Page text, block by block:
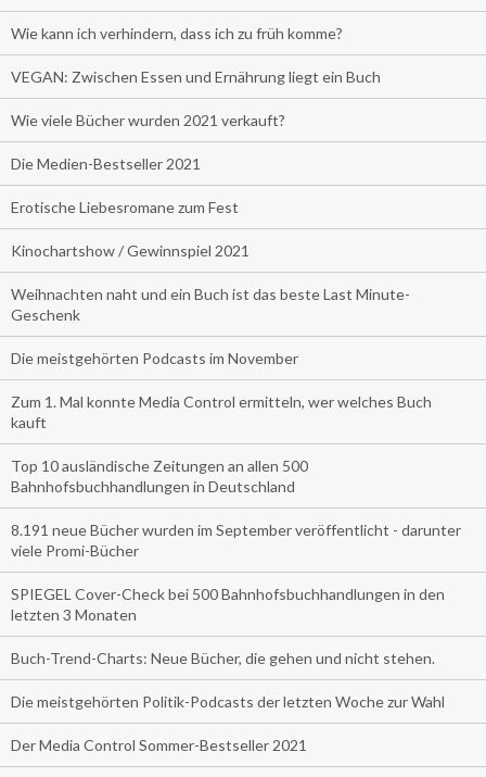
Wie kann ich verhindern, dass ich zu früh komme?
VEGAN: Zwischen Essen und Ernährung liegt ein Buch
Wie viele Bücher wurden 2021 verkauft?
Die Medien-Bestseller 2021
Erotische Liebesromane zum Fest
Kinochartshow / Gewinnspiel 2021
Weihnachten naht und ein Buch ist das beste Last Minute-
Geschenk
Die meistgehörten Podcasts im November
Zum 1. Mal konnte Media Control ermitteln, wer welches Buch
kauft
Top 10 ausländische Zeitungen an allen 500
Bahnhofsbuchhandlungen in Deutschland
8.191 neue Bücher wurden im September veröffentlicht - darunter
viele Promi-Bücher
SPIEGEL Cover-Check bei 500 Bahnhofsbuchhandlungen in den
letzten 3 Monaten
Buch-Trend-Charts: Neue Bücher, die gehen und nicht stehen.
Die meistgehörten Politik-Podcasts der letzten Woche zur Wahl
Der Media Control Sommer-Bestseller 2021